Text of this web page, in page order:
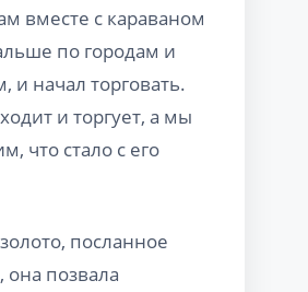
вместе с караваном
по городам и
и начал торговать.
и торгует, а мы
что стало с его
посланное
позвала